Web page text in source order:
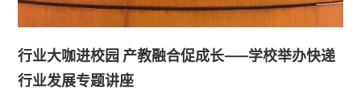
行业大咖进校园 产教融合促成长——学校举办快递
行业发展专题讲座
五育融合育健将——我校学子张伊泽获评国
家“运动健将”称号，彰显特色育人实效